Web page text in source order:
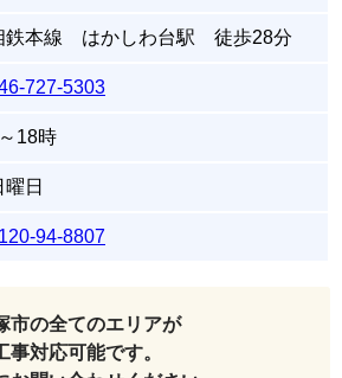
鉄本線 はかしわ台駅 徒歩28分
727-5303
18時
曜日
94-8807
市の全てのエリアが
事対応可能です。